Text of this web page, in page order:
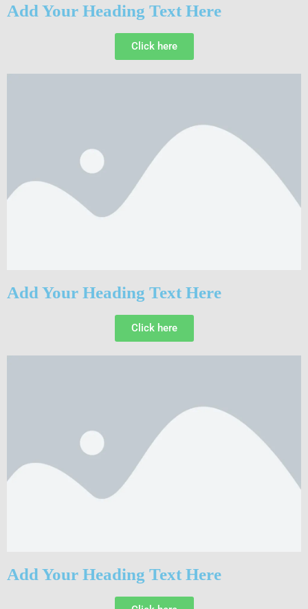
Add Your Heading Text Here
Click here
Add Your Heading Text Here
Click here
Add Your Heading Text Here